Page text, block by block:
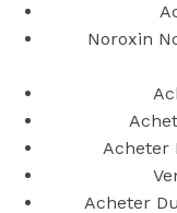
Noroxin
Acheter
Acheter